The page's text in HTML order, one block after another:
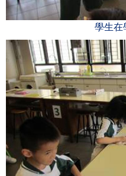
學生在